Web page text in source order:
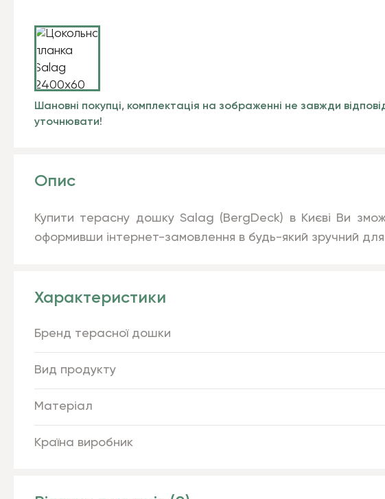
Шановні покупці, комплектація на зображенні не завжди
уточнювати!
Опис
Купити терасну дошку Salag (BergDeck) в Києві Ви
оформивши інтернет-замовлення в будь-який зручний
Характеристики
Бренд терасної дошки
Вид продукту
Матеріал
Країна виробник